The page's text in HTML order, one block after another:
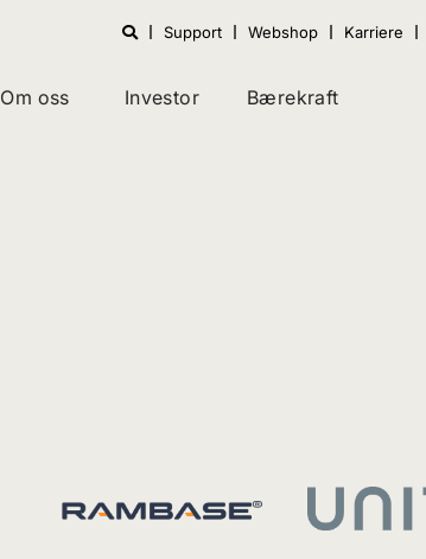
Support Webshop Karriere
Om oss Investor Bærekraft